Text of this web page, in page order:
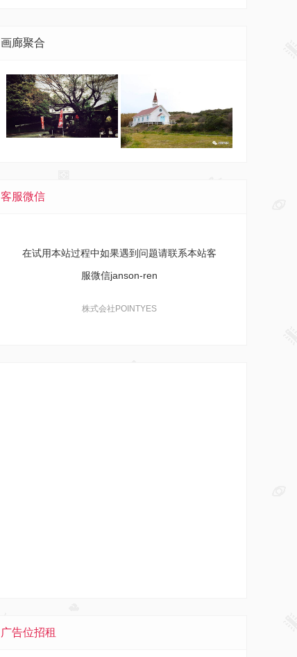
画廊聚合
客服微信
在试用本站过程中如果遇到问题请联系本站客
服微信janson-ren
株式会社POINTYES
广告位招租